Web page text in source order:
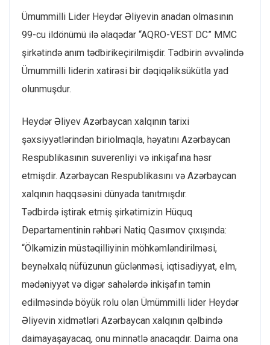
Ümummilli Lider Heydər Əliyevin anadan olmasının
99-cu ildönümü ilə əlaqədar “AQRO-VEST DC” MMC
şirkətində anım tədbirikeçirilmişdir. Tədbirin əvvəlində
Ümummilli liderin xatirəsi bir dəqiqəliksükütla yad
olunmuşdur.
Heydər Əliyev Azərbaycan xalqının tarixi
şəxsiyyətlərindən biriolmaqla, həyatını Azərbaycan
Respublikasının suverenliyi və inkişafına həsr
etmişdir. Azərbaycan Respublikasını və Azərbaycan
xalqının haqqsəsini dünyada tanıtmışdır.
Tədbirdə iştirak etmiş şirkətimizin Hüquq
Departamentinin rəhbəri Natiq Qasımov çıxışında:
“Ölkəmizin müstəqilliyinin möhkəmləndirilməsi,
beynəlxalq nüfüzunun güclənməsi, iqtisadiyyat, elm,
mədəniyyət və digər sahələrdə inkişafın təmin
edilməsində böyük rolu olan Ümümmilli lider Heydər
Əliyevin xidmətləri Azərbaycan xalqının qəlbində
daimayaşayacaq, onu minnətlə anacaqdır. Daima ona